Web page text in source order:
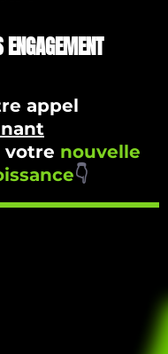
appel
votre nouvelle
👇